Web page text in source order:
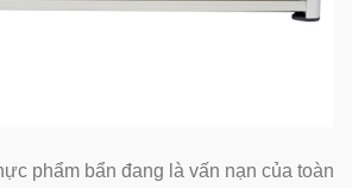
phẩm bẩn đang là vấn nạn của toàn